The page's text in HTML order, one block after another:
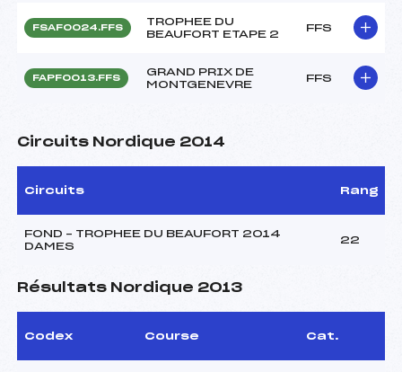
FSAF0024.FFS
TROPHEE DU
BEAUFORT ETAPE 2
FFS
FAPF0013.FFS
GRAND PRIX DE
MONTGENEVRE
FFS
Circuits Nordique 2014
Circuits Rang
FOND – TROPHEE DU BEAUFORT 2014
DAMES
22
Résultats Nordique 2013
Codex Course Cat.